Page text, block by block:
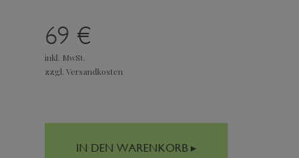
69 €
inkl. MwSt.
zzgl. Versandkosten
IN DEN WARENKORB ▸